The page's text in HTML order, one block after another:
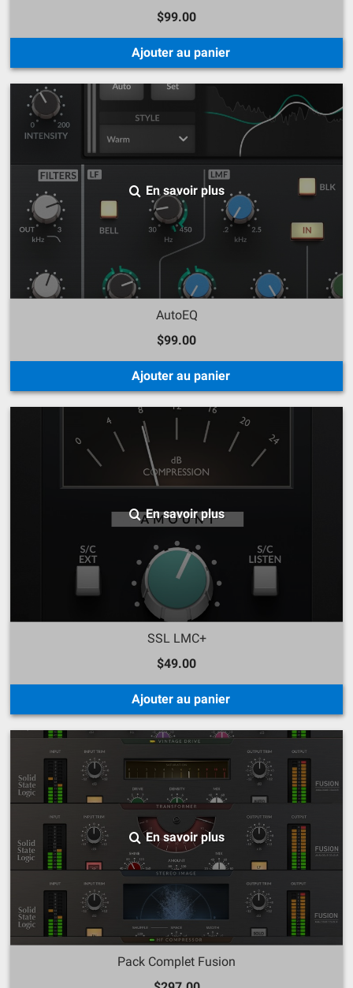
$99.00
Ajouter au panier
En savoir plus
AutoEQ
$99.00
Ajouter au panier
En savoir plus
SSL LMC+
$49.00
Ajouter au panier
En savoir plus
Pack Complet Fusion